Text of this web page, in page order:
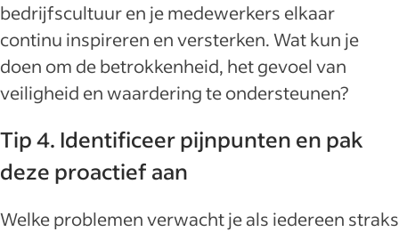
bedrijfscultuur en je medewerkers elkaar
continu inspireren en versterken. Wat kun je
doen om de betrokkenheid, het gevoel van
veiligheid en waardering te ondersteunen?
Tip 4. Identificeer pijnpunten en pak
deze proactief aan
Welke problemen verwacht je als iedereen straks